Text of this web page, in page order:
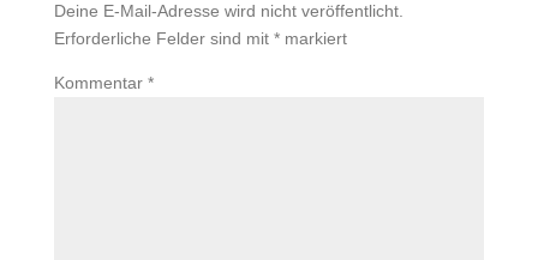
Deine E-Mail-Adresse wird nicht veröffentlicht.
Erforderliche Felder sind mit *markiert
Kommentar *